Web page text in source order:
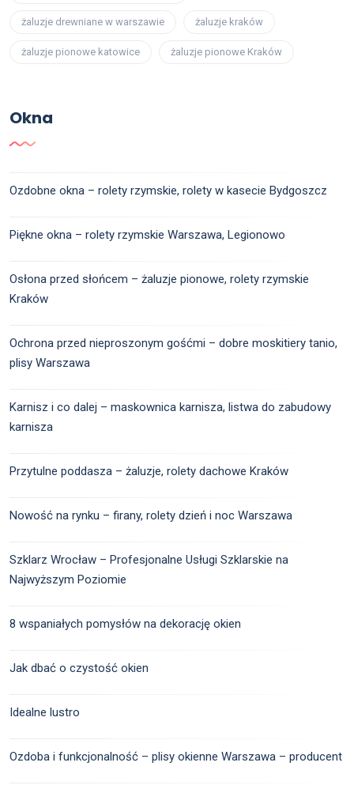
żaluzje drewniane w warszawie żaluzje kraków
żaluzje pionowe katowice żaluzje pionowe Kraków
Okna
Ozdobne okna – rolety rzymskie, rolety w kasecie Bydgoszcz
Piękne okna – rolety rzymskie Warszawa, Legionowo
Osłona przed słońcem – żaluzje pionowe, rolety rzymskie
Kraków
Ochrona przed nieproszonym gośćmi – dobre moskitiery tanio,
plisy Warszawa
Karnisz i co dalej – maskownica karnisza, listwa do zabudowy
karnisza
Przytulne poddasza – żaluzje, rolety dachowe Kraków
Nowość na rynku – firany, rolety dzień i noc Warszawa
Szklarz Wrocław – Profesjonalne Usługi Szklarskie na
Najwyższym Poziomie
8 wspaniałych pomysłów na dekorację okien
Jak dbać o czystość okien
Idealne lustro
Ozdoba i funkcjonalność – plisy okienne Warszawa – producent